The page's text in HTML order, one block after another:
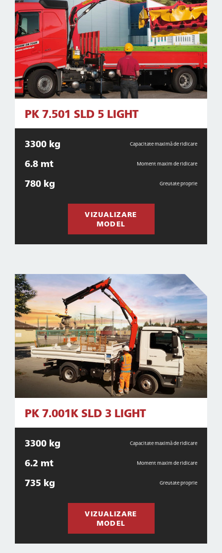
PK 7.501 SLD 5 LIGHT
3300 kg Capacitate maximă de ridicare
6.8 mt Moment maxim de ridicare
780 kg Greutate proprie
VIZUALIZARE
MODEL
PK 7.001K SLD 3 LIGHT
3300 kg Capacitate maximă de ridicare
6.2 mt Moment maxim de ridicare
735 kg Greutate proprie
VIZUALIZARE
MODEL